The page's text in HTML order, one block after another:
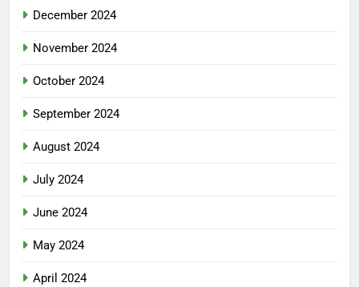
December 2024
November 2024
October 2024
September 2024
August 2024
July 2024
June 2024
May 2024
April 2024